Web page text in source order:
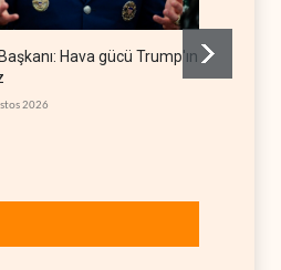
Hava gücü Trump'ın
2026